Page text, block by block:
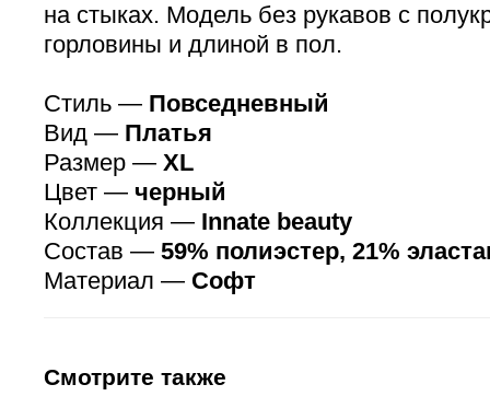
на стыках. Модель без рукавов с
горловины и длиной в пол.
Стиль — Повседневный
Вид — Платья
Размер — XL
Цвет — черный
Коллекция — Innate beauty
Состав — 59% полиэстер, 21%
Материал — Софт
Смотрите также